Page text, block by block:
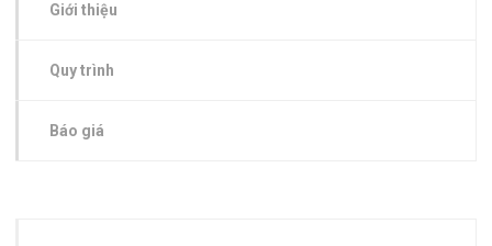
Giới thiệu
Quy trình
Báo giá